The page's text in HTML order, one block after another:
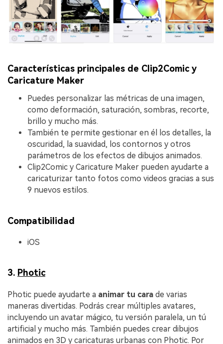
Características principales de Clip2Comic y
Caricature Maker
Puedes personalizar las métricas de una imagen,
como deformación, saturación, sombras, recorte,
brillo y mucho más.
También te permite gestionar en él los detalles, la
oscuridad, la suavidad, los contornos y otros
parámetros de los efectos de dibujos animados.
Clip2Comic y Caricature Maker pueden ayudarte a
caricaturizar tanto fotos como videos gracias a sus
9 nuevos estilos.
Compatibilidad
iOS
3. Photic
󠀰Photic puede ayudarte a animar tu cara de varias
maneras divertidas.󠀲󠀡󠀣󠀧󠀧󠀣󠀦󠀠󠀠󠀳󠀰 Podrás crear múltiples avatares,
incluyendo un avatar mágico, tu versión paralela, un tú
artificial y mucho más. También puedes crear dibujos
animados en 3D y caricaturas urbanas con Photic. Por